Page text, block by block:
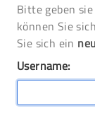
Bitte geben
können Sie
Sie sich ein
Username: